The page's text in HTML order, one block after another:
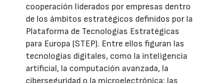
cooperación liderados por empresas dentro
de los ámbitos estratégicos definidos por la
Plataforma de Tecnologías Estratégicas
para Europa (STEP). Entre ellos figuran las
tecnologías digitales, como la inteligencia
artificial, la computación avanzada, la
ciberseguridad o la microelectrónica; las